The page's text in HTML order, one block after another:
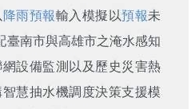
降雨預報輸入模擬以預報未
臺南市與高雄市之淹水感知
設備監測以及歷史災害熱
慧抽水機調度決策支援模